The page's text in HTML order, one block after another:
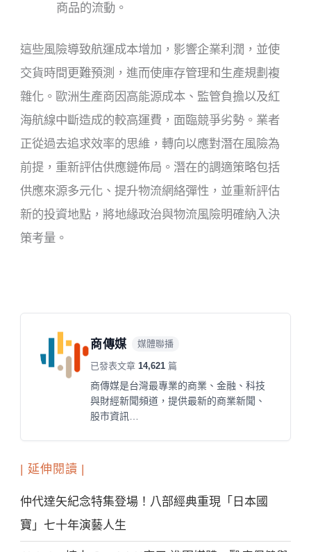
商品的流動。
這些風險導致航運成本增加，影響企業利潤，並使
交貨時間更難預測，進而使庫存管理和生產規劃複
雜化。歐洲生產商因高能源成本、監管負擔以及紅
海航線中斷造成的較高運費，面臨競爭劣勢。業者
正從過去追求效率的思維，轉向以應對潛在風險為
前提，重新評估供應鏈佈局。潛在的調適策略包括
供應來源多元化、提升物流網絡彈性，並重新評估
新的投資地點，將地緣政治與物流風險明確納入決
策考量。
商傳媒 媒體聯播
已發表文章 14,621 篇
商傳媒是台灣最專業的商業、金融、科技
與財經新聞頻道，提供最新的商業新聞、
股市資訊…
| 延伸閱讀 |
仲代達矢紀念特集登場！八部經典重現「日本國
寶」七十年演藝人生